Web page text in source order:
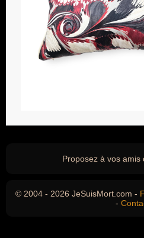
Proposez à vos amis
© 2004 - 2026 JeSuisMort.com -
-